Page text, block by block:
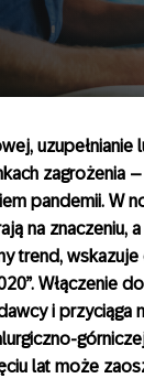
zagrożenia
pandemii. W
na znaczeniu,
trend,
Włączenie
i przyciąga
lat może